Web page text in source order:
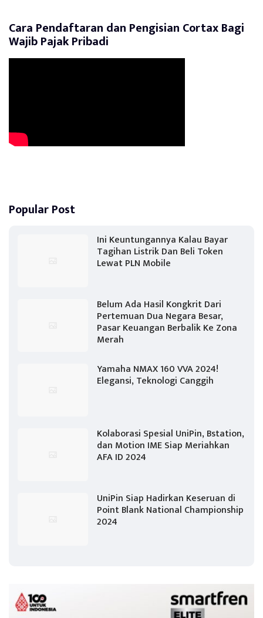
Cara Pendaftaran dan Pengisian Cortax Bagi
Wajib Pajak Pribadi
Popular Post
Ini Keuntungannya Kalau Bayar
Tagihan Listrik Dan Beli Token
Lewat PLN Mobile
Belum Ada Hasil Kongkrit Dari
Pertemuan Dua Negara Besar,
Pasar Keuangan Berbalik Ke Zona
Merah
Yamaha NMAX 160 VVA 2024!
Elegansi, Teknologi Canggih
Kolaborasi Spesial UniPin, Bstation,
dan Motion IME Siap Meriahkan
AFA ID 2024
UniPin Siap Hadirkan Keseruan di
Point Blank National Championship
2024